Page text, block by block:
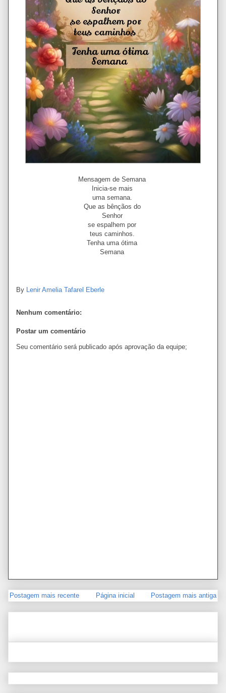
Mensagem de Semana
Inicia-se mais
uma semana.
Que as bênçãos do
Senhor
se espalhem por
teus caminhos.
Tenha uma ótima
Semana
By Lenir Amelia Tafarel Eberle
Nenhum comentário:
Postar um comentário
Seu comentário será publicado após aprovação da equipe;
Postagem mais recente Postagem mais antiga
Página inicial